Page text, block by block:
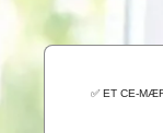
✅ ET CE-